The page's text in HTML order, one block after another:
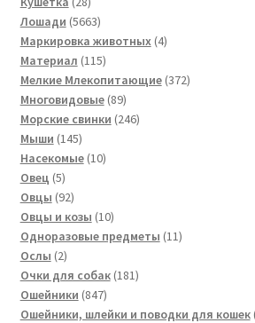
товаров
Лошади 56635663
товара
Маркировка животных 44
Материал 115115
товаров
Мелкие Млекопитающие 372372
Многовидовые 8989
товаров
Морские свинки 246246
Мыши 145145
товаров
Насекомые 1010
Овец 55
товаров
Овцы 9292
товара
Овцы и козы 1010
товаров
Одноразовые предметы 1111
Ослы 22
товара
Очки для собак 181181
Ошейники 847847
товаров
Ошейники, шлейки и поводки для кошек